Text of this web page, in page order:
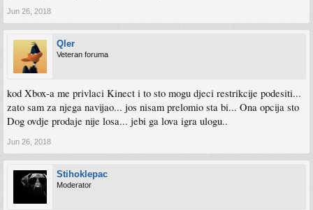
Jun 26, 2018
Qler
Veteran foruma
kod Xbox-a me privlaci Kinect i to sto mogu djeci restrikcije podesiti...
zato sam za njega navijao... jos nisam prelomio sta bi... Ona opcija sto
Dog ovdje prodaje nije losa... jebi ga lova igra ulogu..
Jun 26, 2018
Stihoklepac
Moderator